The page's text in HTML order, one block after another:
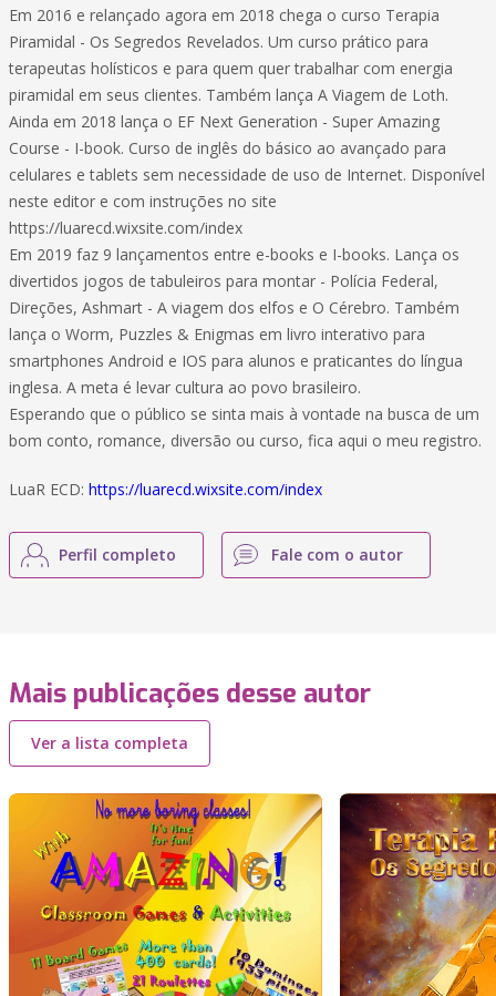
Em 2016 e relançado agora em 2018 chega o curso Terapia
Piramidal - Os Segredos Revelados. Um curso prático para
terapeutas holísticos e para quem quer trabalhar com energia
piramidal em seus clientes. Também lança A Viagem de Loth.
Ainda em 2018 lança o EF Next Generation - Super Amazing
Course - I-book. Curso de inglês do básico ao avançado para
celulares e tablets sem necessidade de uso de Internet. Disponível
neste editor e com instruções no site
https://luarecd.wixsite.com/index
Em 2019 faz 9 lançamentos entre e-books e I-books. Lança os
divertidos jogos de tabuleiros para montar - Polícia Federal,
Direções, Ashmart - A viagem dos elfos e O Cérebro. Também
lança o Worm, Puzzles & Enigmas em livro interativo para
smartphones Android e IOS para alunos e praticantes do língua
inglesa. A meta é levar cultura ao povo brasileiro.
Esperando que o público se sinta mais à vontade na busca de um
bom conto, romance, diversão ou curso, fica aqui o meu registro.
LuaR ECD: https://luarecd.wixsite.com/index
Perfil completo Fale com o autor
Mais publicações desse autor
Ver a lista completa